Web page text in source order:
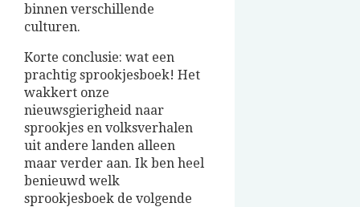
binnen verschillende
culturen.
Korte conclusie: wat een
prachtig sprookjesboek! Het
wakkert onze
nieuwsgierigheid naar
sprookjes en volksverhalen
uit andere landen alleen
maar verder aan. Ik ben heel
benieuwd welk
sprookjesboek de volgende